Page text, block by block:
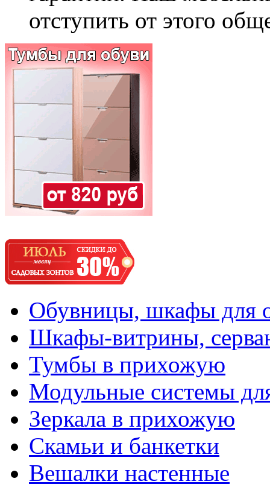
отступить от этого
Обувницы, шкафы для
Шкафы-витрины,
Тумбы в прихожую
Модульные системы
Зеркала в прихожую
Скамьи и банкетки
Вешалки настенные